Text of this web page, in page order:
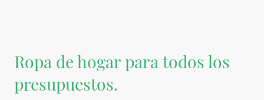
Ropa de hogar para todos los
presupuestos.